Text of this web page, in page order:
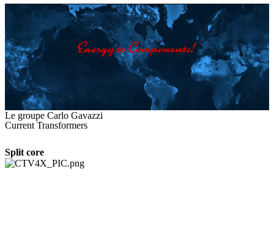
Le groupe Carlo Gavazzi
Current Transformers
Split core